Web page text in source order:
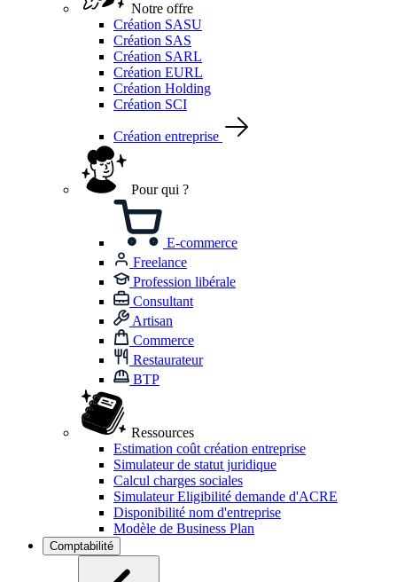
Notre offre
Création SASU
Création SAS
Création SARL
Création EURL
Création Holding
Création SCI
Création entreprise
Pour qui ?
E-commerce
Freelance
Profession libérale
Consultant
Artisan
Commerce
Restaurateur
BTP
Ressources
Estimation coût création entreprise
Simulateur de statut juridique
Calcul charges sociales
Simulateur Eligibilité demande d'ACRE
Disponibilité nom d'entreprise
Modèle de Business Plan
Comptabilité